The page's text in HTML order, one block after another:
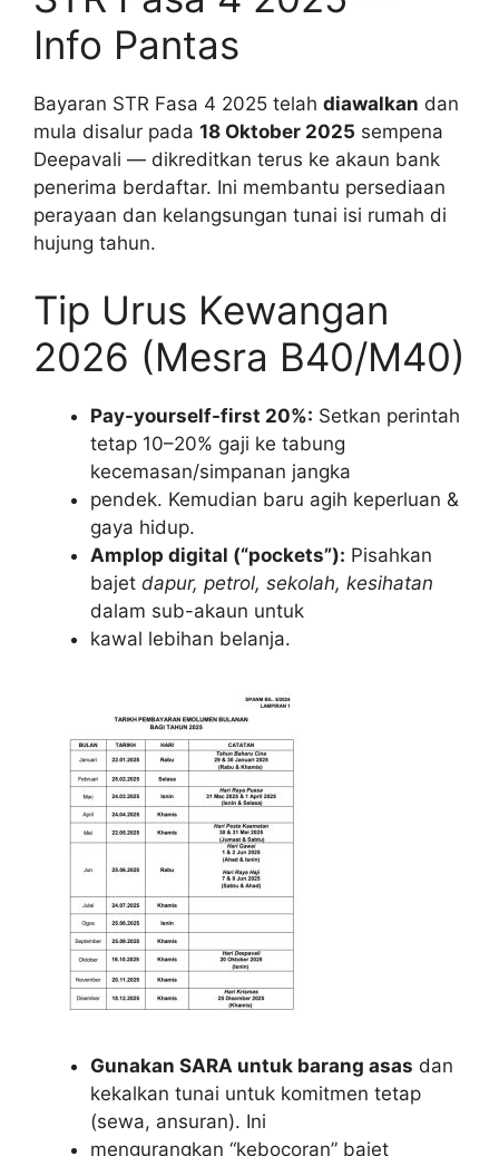
Info Pantas
Bayaran STR Fasa 4 2025 telah diawalkan dan
mula disalur pada 18 Oktober 2025 sempena
Deepavali — dikreditkan terus ke akaun bank
penerima berdaftar. Ini membantu persediaan
perayaan dan kelangsungan tunai isi rumah di
hujung tahun.
Tip Urus Kewangan
2026 (Mesra B40/M40)
Pay-yourself-first 20%: Setkan perintah
tetap 10–20% gaji ke tabung
kecemasan/simpanan jangka
pendek. Kemudian baru agih keperluan &
gaya hidup.
Amplop digital (“pockets”): Pisahkan
bajet dapur, petrol, sekolah, kesihatan
dalam sub-akaun untuk
kawal lebihan belanja.
Gunakan SARA untuk barang asas dan
kekalkan tunai untuk komitmen tetap
(sewa, ansuran). Ini
mengurangkan “kebocoran” bajet